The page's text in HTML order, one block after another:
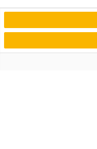
Hagos eG